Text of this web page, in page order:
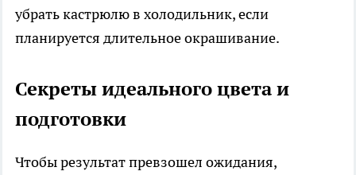
убрать кастрюлю в холодильник, если
планируется длительное окрашивание.
Секреты идеального цвета и
подготовки
Чтобы результат превзошел ожидания,